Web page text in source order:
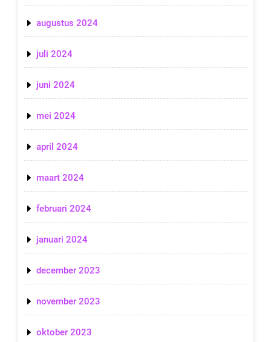
augustus 2024
juli 2024
juni 2024
mei 2024
april 2024
maart 2024
februari 2024
januari 2024
december 2023
november 2023
oktober 2023